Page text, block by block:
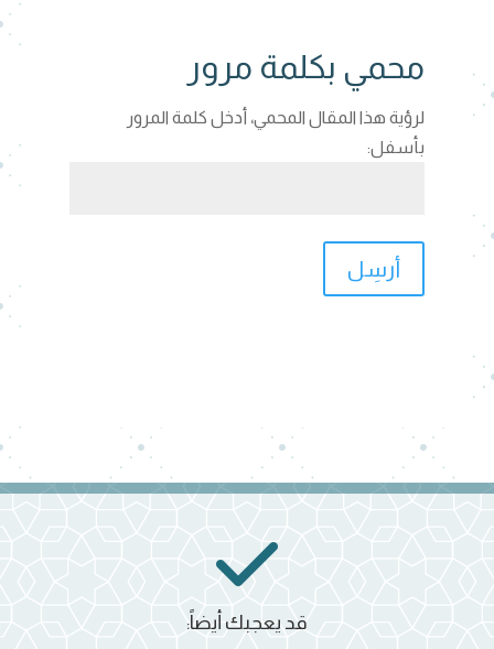
محمي بكلمة مرور
لرؤية هذا المقال المحمي، أدخل كلمة المرور
بأسفل:
أرسِل
قد يعجبك أيضاً: